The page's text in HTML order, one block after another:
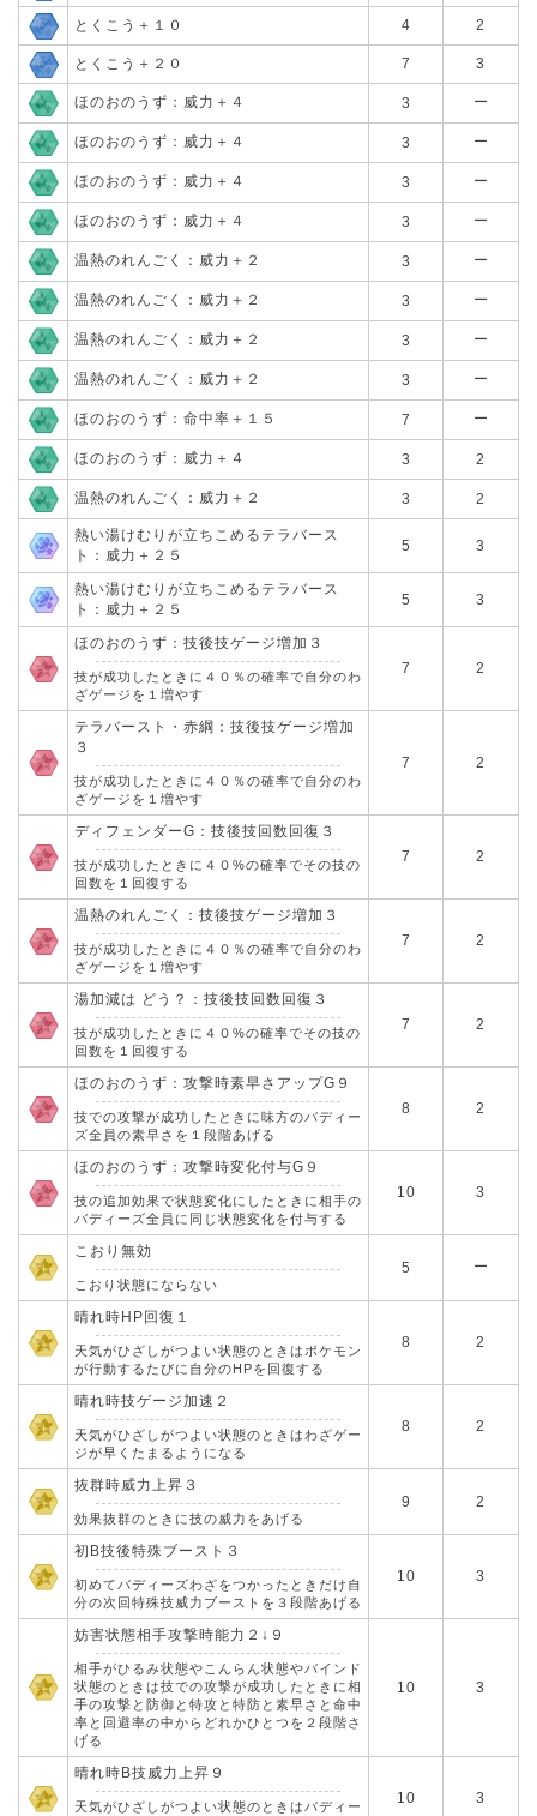
とくこう＋１０ 4 2
とくこう＋２０ 7 3
ほのおのうず：威力＋４ 3 ー
ほのおのうず：威力＋４ 3 ー
ほのおのうず：威力＋４ 3 ー
ほのおのうず：威力＋４ 3 ー
温熱のれんごく：威力＋２ 3 ー
温熱のれんごく：威力＋２ 3 ー
温熱のれんごく：威力＋２ 3 ー
温熱のれんごく：威力＋２ 3 ー
ほのおのうず：命中率＋１５ 7 ー
ほのおのうず：威力＋４ 3 2
温熱のれんごく：威力＋２ 3 2
熱い湯けむりが立ちこめるテラバース
ト：威力＋２５
5 3
熱い湯けむりが立ちこめるテラバース
ト：威力＋２５
5 3
ほのおのうず：技後技ゲージ増加３
技が成功したときに４０％の確率で自分のわ
ざゲージを１増やす
7 2
テラバースト・赤綱：技後技ゲージ増加
３
技が成功したときに４０％の確率で自分のわ
ざゲージを１増やす
7 2
ディフェンダーG：技後技回数回復３
技が成功したときに４０%の確率でその技の
回数を１回復する
7 2
温熱のれんごく：技後技ゲージ増加３
技が成功したときに４０％の確率で自分のわ
ざゲージを１増やす
7 2
湯加減は どう？：技後技回数回復３
技が成功したときに４０%の確率でその技の
回数を１回復する
7 2
ほのおのうず：攻撃時素早さアップG９
技での攻撃が成功したときに味方のバディー
ズ全員の素早さを１段階あげる
8 2
ほのおのうず：攻撃時変化付与G９
技の追加効果で状態変化にしたときに相手の
バディーズ全員に同じ状態変化を付与する
10 3
こおり無効
こおり状態にならない
5 ー
晴れ時HP回復１
天気がひざしがつよい状態のときはポケモン
が行動するたびに自分のHPを回復する
8 2
晴れ時技ゲージ加速２
天気がひざしがつよい状態のときはわざゲー
ジが早くたまるようになる
8 2
抜群時威力上昇３
効果抜群のときに技の威力をあげる
9 2
初B技後特殊ブースト３
初めてバディーズわざをつかったときだけ自
分の次回特殊技威力ブーストを３段階あげる
10 3
妨害状態相手攻撃時能力２↓９
相手がひるみ状態やこんらん状態やバインド
状態のときは技での攻撃が成功したときに相
手の攻撃と防御と特攻と特防と素早さと命中
率と回避率の中からどれかひとつを２段階さ
げる
10 3
晴れ時B技威力上昇９
天気がひざしがつよい状態のときはバディー
10 3